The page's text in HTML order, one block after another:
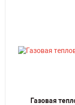
Газовая